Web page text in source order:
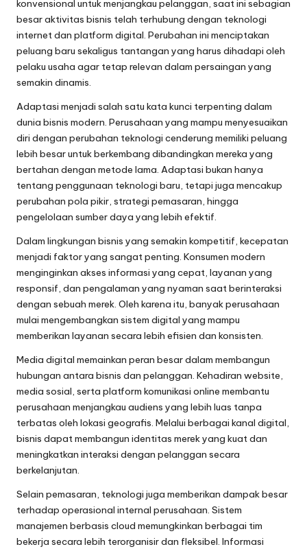
konvensional untuk menjangkau pelanggan, saat ini sebagian
besar aktivitas bisnis telah terhubung dengan teknologi
internet dan platform digital. Perubahan ini menciptakan
peluang baru sekaligus tantangan yang harus dihadapi oleh
pelaku usaha agar tetap relevan dalam persaingan yang
semakin dinamis.
Adaptasi menjadi salah satu kata kunci terpenting dalam
dunia bisnis modern. Perusahaan yang mampu menyesuaikan
diri dengan perubahan teknologi cenderung memiliki peluang
lebih besar untuk berkembang dibandingkan mereka yang
bertahan dengan metode lama. Adaptasi bukan hanya
tentang penggunaan teknologi baru, tetapi juga mencakup
perubahan pola pikir, strategi pemasaran, hingga
pengelolaan sumber daya yang lebih efektif.
Dalam lingkungan bisnis yang semakin kompetitif, kecepatan
menjadi faktor yang sangat penting. Konsumen modern
menginginkan akses informasi yang cepat, layanan yang
responsif, dan pengalaman yang nyaman saat berinteraksi
dengan sebuah merek. Oleh karena itu, banyak perusahaan
mulai mengembangkan sistem digital yang mampu
memberikan layanan secara lebih efisien dan konsisten.
Media digital memainkan peran besar dalam membangun
hubungan antara bisnis dan pelanggan. Kehadiran website,
media sosial, serta platform komunikasi online membantu
perusahaan menjangkau audiens yang lebih luas tanpa
terbatas oleh lokasi geografis. Melalui berbagai kanal digital,
bisnis dapat membangun identitas merek yang kuat dan
meningkatkan interaksi dengan pelanggan secara
berkelanjutan.
Selain pemasaran, teknologi juga memberikan dampak besar
terhadap operasional internal perusahaan. Sistem
manajemen berbasis cloud memungkinkan berbagai tim
bekerja secara lebih terorganisir dan fleksibel. Informasi